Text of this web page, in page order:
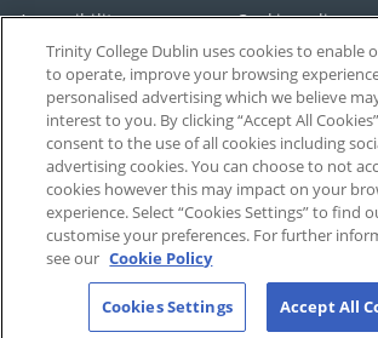
Accessibility Cookie policy
Privacy Cookies Settings
Disclaimer Contact
T-Net
Trinity College Dublin uses cookies to enable
to operate, improve your browsing
personalised advertising which we believe
interest to you. By clicking “Accept All
consent to the use of all cookies including
advertising cookies. You can choose to not
cookies however this may impact on your
experience. Select “Cookies Settings” to find
customise your preferences. For further
see our Cookie Policy
Cookies Settings Accept All